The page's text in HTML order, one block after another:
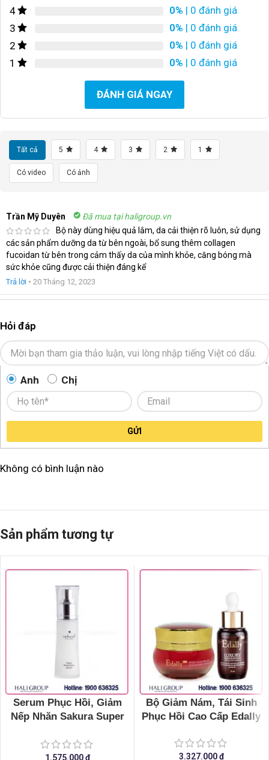
4
0% | 0 đánh giá
3
0% | 0 đánh giá
2
0% | 0 đánh giá
1
0% | 0 đánh giá
ĐÁNH GIÁ NGAY
Tất cả 5 4 3 2 1
Có video Có ảnh
Trần Mỹ Duyên
Đã mua tại haligroup.vn
Bộ này dùng hiệu quả lắm, da cải thiện rõ luôn, sử dụng
các sản phẩm dưỡng da từ bên ngoài, bổ sung thêm collagen
fucoidan từ bên trong cảm thấy da của mình khỏe, căng bóng mà
sức khỏe cũng được cải thiện đáng kể
Trả lời • 20 Tháng 12, 2023
Hỏi đáp
Anh Chị
GỬI
Không có bình luận nào
Sản phẩm tương tự
Serum Phục Hồi, Giảm
Nếp Nhăn Sakura Super
1.575.000₫
Bộ Giảm Nám, Tái Sinh
Phục Hồi Cao Cấp Edally
3.327.000₫